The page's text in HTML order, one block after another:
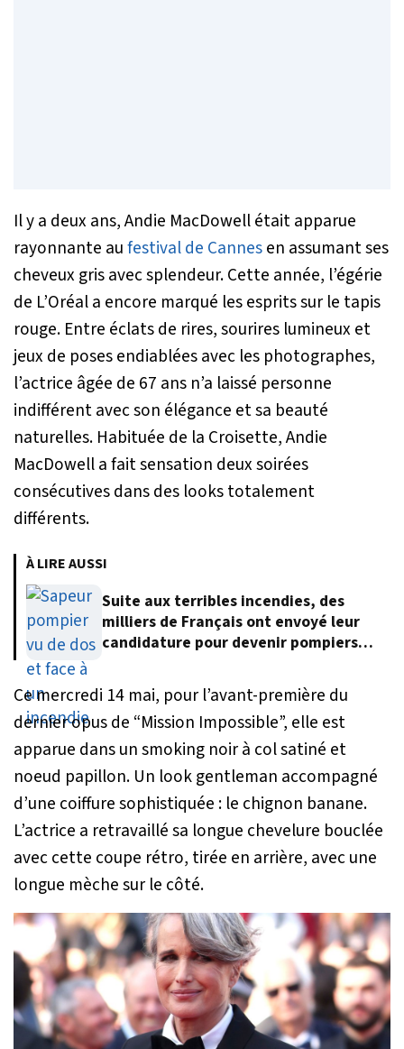
Il y a deux ans, Andie MacDowell était apparue
rayonnante aufestival de Cannesen assumant ses
cheveux gris avec splendeur. Cette année, l’égérie
de L’Oréal a encore marqué les esprits sur le tapis
rouge. Entre éclats de rires, sourires lumineux et
jeux de poses endiablées avec les photographes,
l’actrice âgée de 67 ans n’a laissé personne
indifférent avec son élégance et sa beauté
naturelles. Habituée de la Croisette, Andie
MacDowell a fait sensation deux soirées
consécutives dans des looks totalement
différents.
À LIRE AUSSI
Suite aux terribles incendies, des
milliers de Français ont envoyé leur
candidature pour devenir pompiers
Ce mercredi 14 mai, pour l’avant-première du
dernier opus de “Mission Impossible”, elle est
apparue dans un smoking noir à col satiné et
noeud papillon. Un look gentleman accompagné
d’une coiffure sophistiquée : le chignon banane.
L’actrice a retravaillé sa longue chevelure bouclée
avec cette coupe rétro, tirée en arrière, avec une
longue mèche sur le côté.